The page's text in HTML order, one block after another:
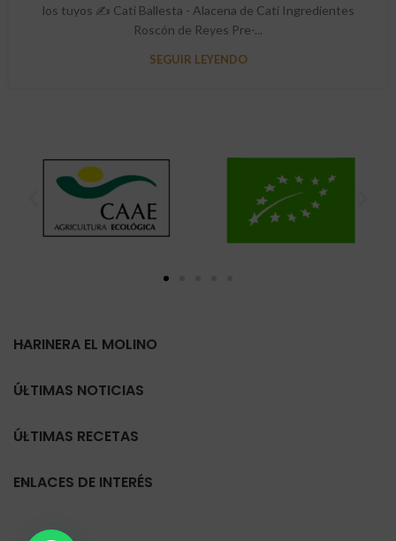
los tuyos ✍ Cati Ballesta - Alacena de Cati Ingredientes
Roscón de Reyes Pre-...
SEGUIR LEYENDO
HARINERA EL MOLINO
ÚLTIMAS NOTICIAS
ÚLTIMAS RECETAS
ENLACES DE INTERÉS